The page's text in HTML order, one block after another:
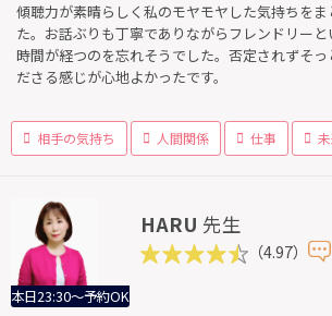
傾聴力が素晴らしく私のモヤモヤした気持ちを
た。お話ぶりも丁寧でありながらフレンドリー
時間が経つのを忘れそうでした。否定されずそっ
ださる感じが心地よかったです。
相手の気持ち 人間関係 仕事
本日23:30～予約OK
HARU 先生
（4.97）